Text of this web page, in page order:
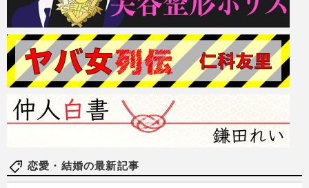
恋愛・結婚の最新記事